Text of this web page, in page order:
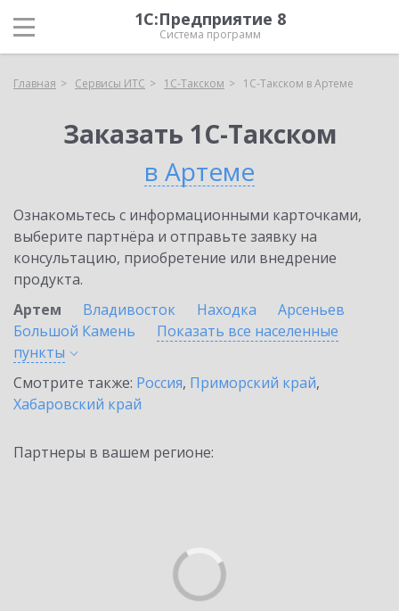
1С:Предприятие 8
Система программ
Главная Сервисы ИТС 1С-Такском 1С-Такском в Артеме
Заказать 1С-Такском
в Артеме
Ознакомьтесь с информационными карточками,
выберите партнёра и отправьте заявку на
консультацию, приобретение или внедрение
продукта.
Артем
Владивосток Находка
Арсеньев
Большой Камень
Показать все населенные
пункты
Смотрите также: Россия, Приморский край,
Хабаровский край
Партнеры в вашем регионе: